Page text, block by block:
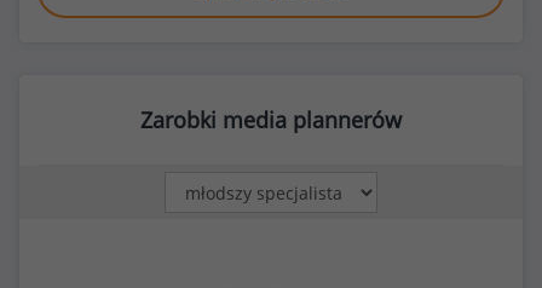
Zarobki media plannerów